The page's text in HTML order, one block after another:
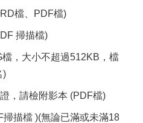
檔、PDF檔)
掃描檔)
，大小不超過512KB，檔
)
，請檢附影本 (PDF檔)
掃描檔 )(無論已滿或未滿18